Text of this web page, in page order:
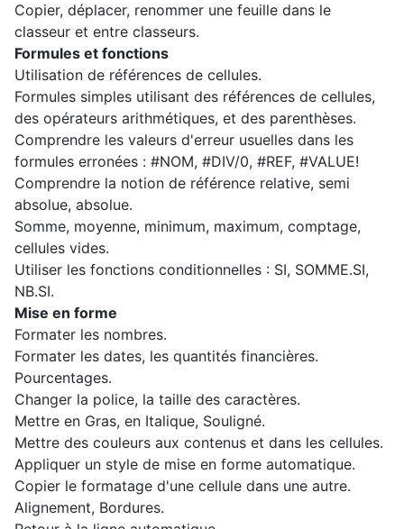
Copier, déplacer, renommer une feuille dans le
classeur et entre classeurs.
Formules et fonctions
Utilisation de références de cellules.
Formules simples utilisant des références de cellules,
des opérateurs arithmétiques, et des parenthèses.
Comprendre les valeurs d'erreur usuelles dans les
formules erronées : #NOM, #DIV/0, #REF, #VALUE!
Comprendre la notion de référence relative, semi
absolue, absolue.
Somme, moyenne, minimum, maximum, comptage,
cellules vides.
Utiliser les fonctions conditionnelles : SI, SOMME.SI,
NB.SI.
Mise en forme
Formater les nombres.
Formater les dates, les quantités financières.
Pourcentages.
Changer la police, la taille des caractères.
Mettre en Gras, en Italique, Souligné.
Mettre des couleurs aux contenus et dans les cellules.
Appliquer un style de mise en forme automatique.
Copier le formatage d'une cellule dans une autre.
Alignement, Bordures.